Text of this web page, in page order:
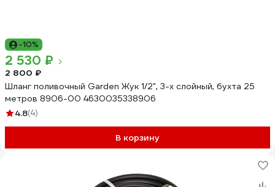
-10%
2 530 ₽
2 800 ₽
Шланг поливочный Garden Жук 1/2", 3-х слойный, бухта 25
метров 8906-00 4630035338906
4.8(4)
В корзину